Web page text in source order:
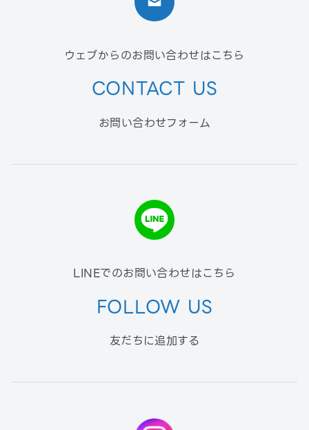
ウェブからのお問い合わせはこちら
CONTACT US
お問い合わせフォーム
LINEでのお問い合わせはこちら
FOLLOW US
友だちに追加する